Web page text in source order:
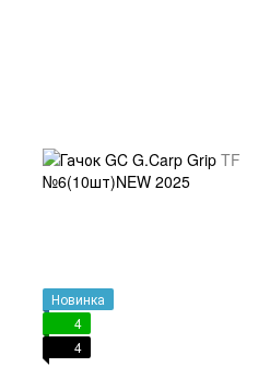
Новинка
4
4